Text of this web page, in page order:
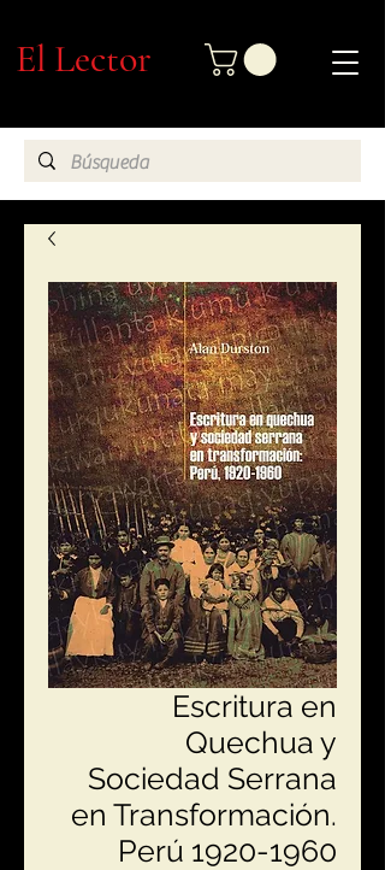
El Lector
Escritura en
Quechua y
Sociedad Serrana
en Transformación.
Perú 1920-1960